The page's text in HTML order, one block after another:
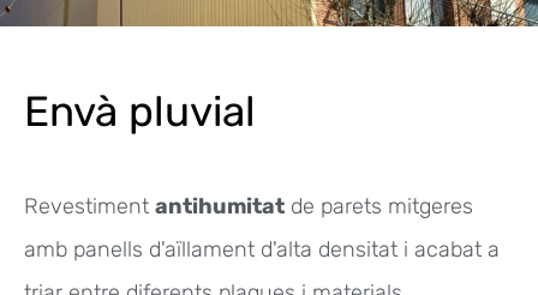
Envà pluvial
Revestiment antihumitat de parets mitgeres
amb panells d'aïllament d'alta densitat i acabat a